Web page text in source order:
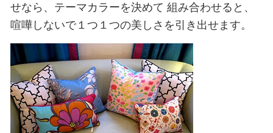
せなら、テーマカラーを決めて 組み合わせると、
喧嘩しないで１つ１つの美しさを引き出せます。